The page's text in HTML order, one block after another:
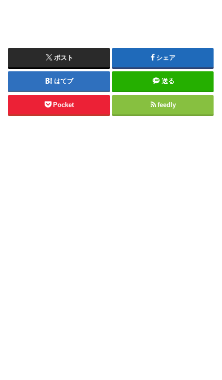
ポスト シェア
はてブ 送る
Pocket feedly